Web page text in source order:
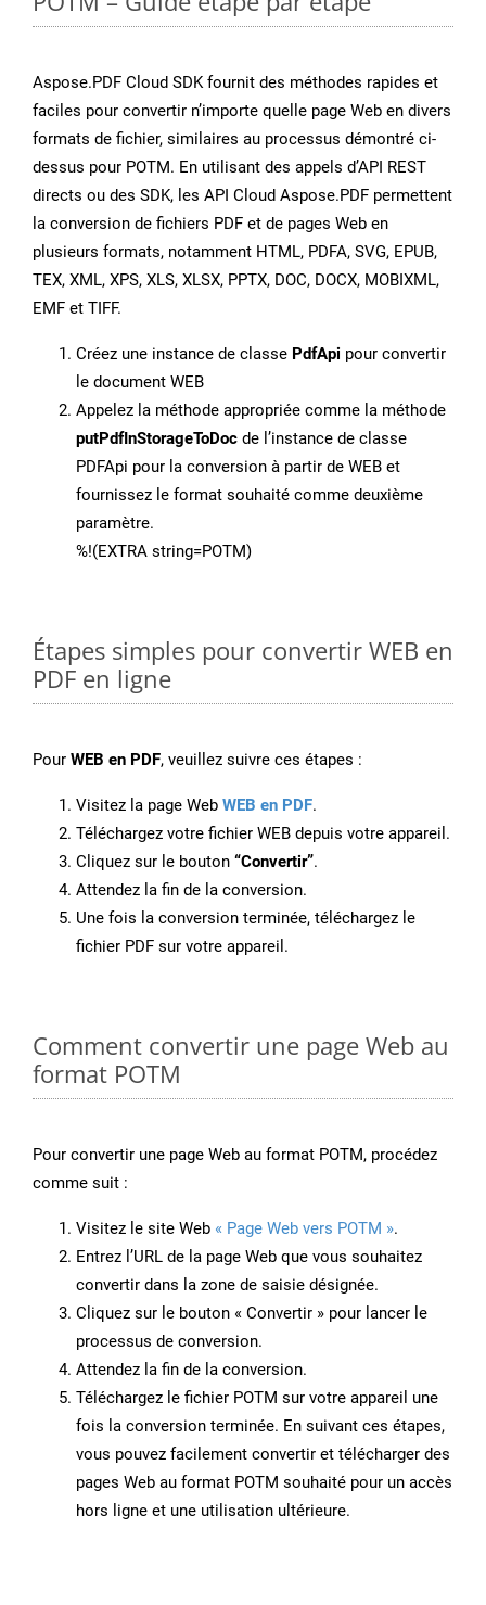
Aspose.PDF Cloud SDK fournit des méthodes rapides et
faciles pour convertir n’importe quelle page Web en divers
formats de fichier, similaires au processus démontré ci-
dessus pour POTM. En utilisant des appels d’API REST
directs ou des SDK, les API Cloud Aspose.PDF permettent
la conversion de fichiers PDF et de pages Web en
plusieurs formats, notamment HTML, PDFA, SVG, EPUB,
TEX, XML, XPS, XLS, XLSX, PPTX, DOC, DOCX, MOBIXML,
EMF et TIFF.
Créez une instance de classe PdfApi pour convertir
le document WEB
Appelez la méthode appropriée comme la méthode
putPdfInStorageToDoc de l’instance de classe
PDFApi pour la conversion à partir de WEB et
fournissez le format souhaité comme deuxième
paramètre.
%!(EXTRA string=POTM)
Étapes simples pour convertir WEB en
PDF en ligne
Pour WEB en PDF, veuillez suivre ces étapes :
Visitez la page Web WEB en PDF.
Téléchargez votre fichier WEB depuis votre appareil.
Cliquez sur le bouton “Convertir”.
Attendez la fin de la conversion.
Une fois la conversion terminée, téléchargez le
fichier PDF sur votre appareil.
Comment convertir une page Web au
format POTM
Pour convertir une page Web au format POTM, procédez
comme suit :
Visitez le site Web « Page Web vers POTM ».
Entrez l’URL de la page Web que vous souhaitez
convertir dans la zone de saisie désignée.
Cliquez sur le bouton « Convertir » pour lancer le
processus de conversion.
Attendez la fin de la conversion.
Téléchargez le fichier POTM sur votre appareil une
fois la conversion terminée. En suivant ces étapes,
vous pouvez facilement convertir et télécharger des
pages Web au format POTM souhaité pour un accès
hors ligne et une utilisation ultérieure.